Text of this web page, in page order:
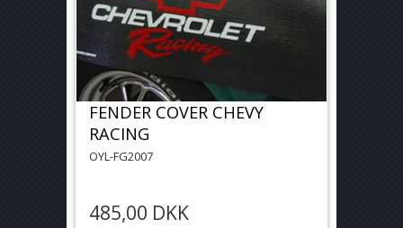
FENDER COVER CHEVY
RACING
OYL-FG2007
485,00 DKK